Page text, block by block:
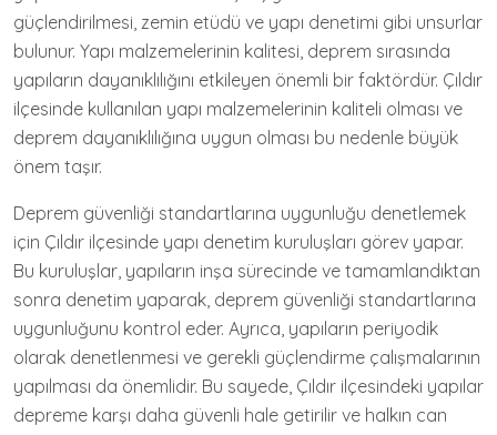
güçlendirilmesi, zemin etüdü ve yapı denetimi gibi unsurlar
bulunur. Yapı malzemelerinin kalitesi, deprem sırasında
yapıların dayanıklılığını etkileyen önemli bir faktördür. Çıldır
ilçesinde kullanılan yapı malzemelerinin kaliteli olması ve
deprem dayanıklılığına uygun olması bu nedenle büyük
önem taşır.
Deprem güvenliği standartlarına uygunluğu denetlemek
için Çıldır ilçesinde yapı denetim kuruluşları görev yapar.
Bu kuruluşlar, yapıların inşa sürecinde ve tamamlandıktan
sonra denetim yaparak, deprem güvenliği standartlarına
uygunluğunu kontrol eder. Ayrıca, yapıların periyodik
olarak denetlenmesi ve gerekli güçlendirme çalışmalarının
yapılması da önemlidir. Bu sayede, Çıldır ilçesindeki yapılar
depreme karşı daha güvenli hale getirilir ve halkın can